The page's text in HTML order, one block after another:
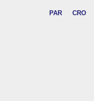
PAR CRO